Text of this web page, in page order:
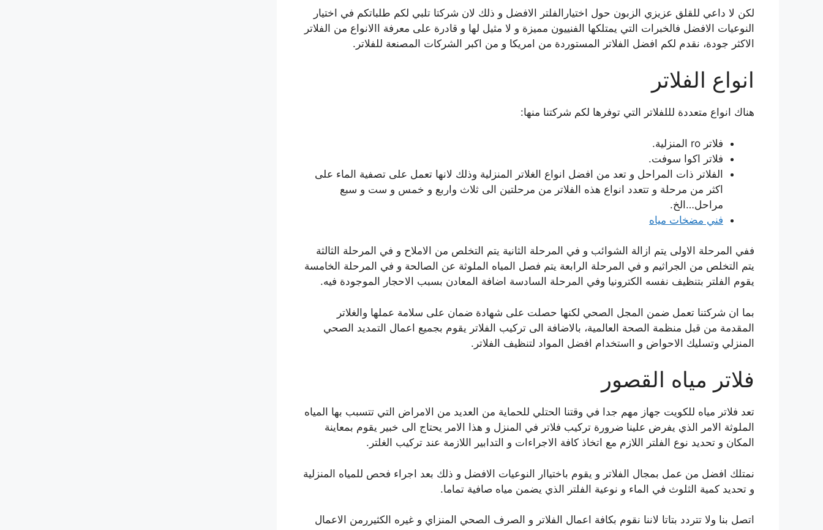
لكن لا داعي للقلق عزيزي الزبون حول اختيارالفلتر الافضل و ذلك لان شركتا تلبي لكم طلباتكم في اختيار
النوعيات الافضل فالخبرات التي يمتلكها الفنييون مميزة و لا مثيل لها و قادرة على معرفة االانواع من الفلاتر
الاكثر جودة، نقدم لكم افضل الفلاتر المستوردة من امريكا و من اكبر الشركات المصنعة للفلاتر.
انواع الفلاتر
هناك انواع متعددة لللفلاتر التي توفرها لكم شركتنا منها:
فلاتر ro المنزلية.
فلاتر اكوا سوفت.
الفلاتر ذات المراحل و تعد من افضل انواع الغلاتر المنزلية وذلك لانها تعمل على تصفية الماء على
اكثر من مرحلة و تتعدد انواع هذه الفلاتر من مرحلتين الى ثلاث واربع و خمس و ست و سبع
مراحل…الخ.
فني مضخات مياه
ففي المرحلة الاولى يتم ازالة الشوائب و في المرحلة الثانية يتم التخلص من الاملاح و في المرحلة الثالثة
يتم التخلص من الجراثيم و في المرحلة الرابعة يتم فصل المياه الملوثة عن الصالحة و في المرحلة الخامسة
يقوم الفلتر بتنظيف نفسه الكترونيا وفي المرحلة السادسة اضافة المعادن بسبب الاحجار الموجودة فيه.
بما ان شركتنا تعمل ضمن المجل الصحي لكنها حصلت على شهادة ضمان على سلامة عملها والغلاتر
المقدمة من قبل منظمة الصحة العالمية، بالاضافة الى تركيب الفلاتر يقوم بجميع اعمال التمديد الصحي
المنزلي وتسليك الاحواض و ااستخدام افضل المواد لتنظيف الفلاتر.
فلاتر مياه القصور
تعد فلاتر مياه للكويت جهاز مهم جدا في وقتنا الحتلي للحماية من العديد من الامراض التي تتسبب بها المياه
الملوثة الامر الذي يفرض علينا ضرورة تركيب فلاتر في المنزل و هذا الامر يحتاج الى خبير يقوم بمعاينة
المكان و تحديد نوع الفلتر اللازم مع اتخاذ كافة الاجراءات و التدابير اللازمة عند تركيب الغلتر.
نمتلك افضل من عمل بمجال الفلاتر و يقوم باختياار النوعيات الافضل و ذلك بعد اجراء فحص للمياه المنزلية
و تحديد كمية الثلوث في الماء و نوعية الفلتر الذي يضمن مياه صافية تماما.
اتصل بنا ولا تتردد بتاتا لاننا نقوم بكافة اعمال الفلاتر و الصرف الصحي المنزاي و غيره الكثيررمن الاعمال